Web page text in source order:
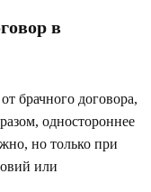
в
брачного договора,
одностороннее
но только при
или